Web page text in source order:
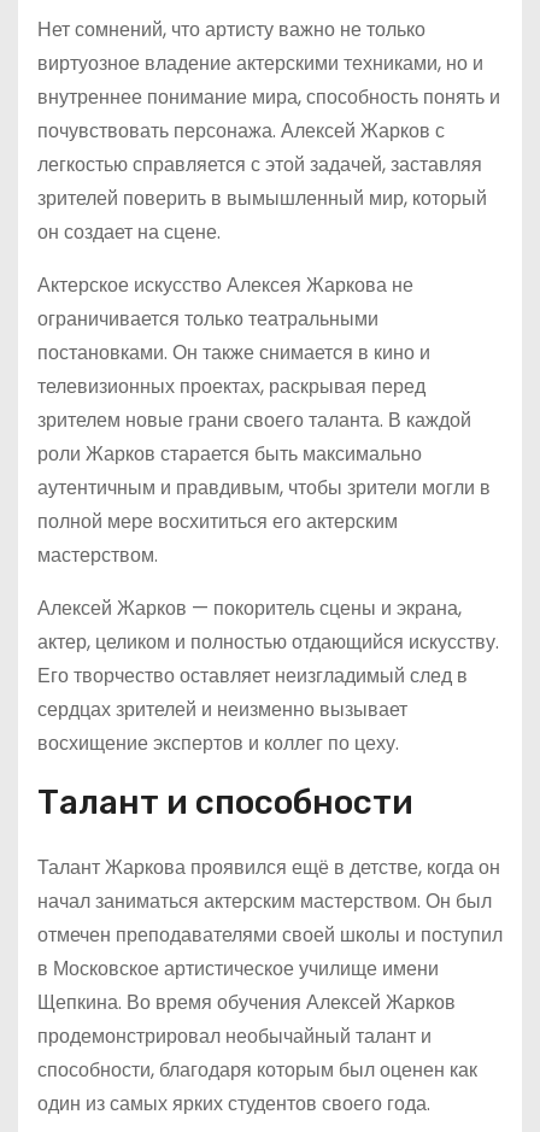
Нет сомнений, что артисту важно не только
виртуозное владение актерскими техниками, но и
внутреннее понимание мира, способность понять и
почувствовать персонажа. Алексей Жарков с
легкостью справляется с этой задачей, заставляя
зрителей поверить в вымышленный мир, который
он создает на сцене.
Актерское искусство Алексея Жаркова не
ограничивается только театральными
постановками. Он также снимается в кино и
телевизионных проектах, раскрывая перед
зрителем новые грани своего таланта. В каждой
роли Жарков старается быть максимально
аутентичным и правдивым, чтобы зрители могли в
полной мере восхититься его актерским
мастерством.
Алексей Жарков — покоритель сцены и экрана,
актер, целиком и полностью отдающийся искусству.
Его творчество оставляет неизгладимый след в
сердцах зрителей и неизменно вызывает
восхищение экспертов и коллег по цеху.
Талант и способности
Талант Жаркова проявился ещё в детстве, когда он
начал заниматься актерским мастерством. Он был
отмечен преподавателями своей школы и поступил
в Московское артистическое училище имени
Щепкина. Во время обучения Алексей Жарков
продемонстрировал необычайный талант и
способности, благодаря которым был оценен как
один из самых ярких студентов своего года.